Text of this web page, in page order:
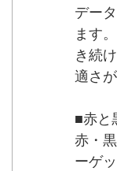
デー
ます
き続
適さ
■赤と
赤・
ーゲ